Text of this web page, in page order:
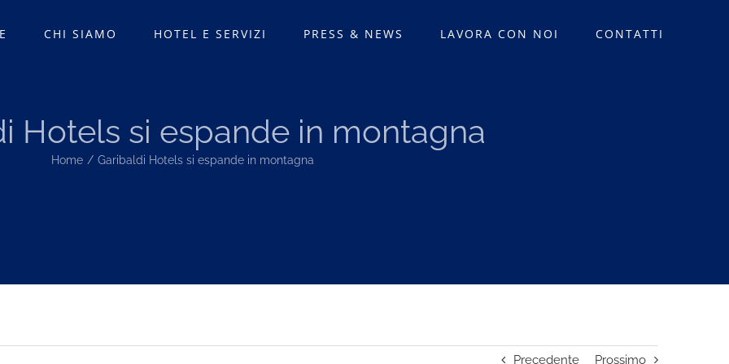
CHI SIAMO HOTEL E SERVIZI PRESS & NEWS LAVORA CON NOI CONTATTI
Hotels si espande in montagna
Home Garibaldi Hotels si espande in montagna
Precedente Prossimo